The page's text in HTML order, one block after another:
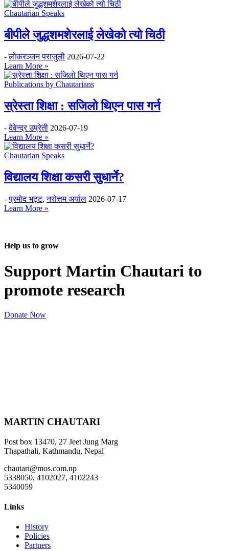
Chautarian Speaks
बीपीले जुद्धशमशेरलाई लेखेको त्यो चिठी
-लोकरञ्‍जन पराजुली 2026-07-22
Learn More »
Publications by Chautarians
स्रेस्ता शिक्षा : सजिलो थिएन पास गर्न
-देवेन्द्र उप्रेती 2026-07-19
Learn More »
Chautarian Speaks
विद्यालय शिक्षा कसरी सुधार्ने?
-प्रमोद भट्ट,नरोत्तम अर्याल 2026-07-17
Learn More »
Help us to grow
Support Martin Chautari to
promote research
Donate Now
MARTIN CHAUTARI
Post box 13470, 27 Jeet Jung Marg
Thapathali, Kathmandu, Nepal
chautari@mos.com.np
5338050, 4102027, 4102243
5340059
Links
History
Policies
Partners